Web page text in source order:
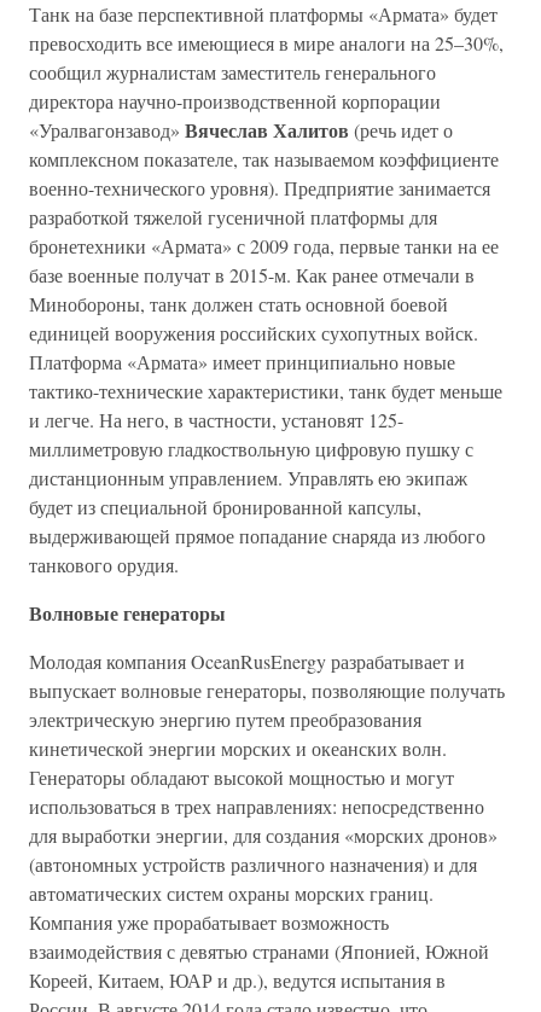
Танк на базе перспективной платформы «Армата» будет
превосходить все имеющиеся в мире аналоги на 25–30%,
сообщил журналистам заместитель генерального
директора научно-производственной корпорации
«Уралвагонзавод» Вячеслав Халитов (речь идет о
комплексном показателе, так называемом коэффициенте
военно-технического уровня). Предприятие занимается
разработкой тяжелой гусеничной платформы для
бронетехники «Армата» с 2009 года, первые танки на ее
базе военные получат в 2015-м. Как ранее отмечали в
Минобороны, танк должен стать основной боевой
единицей вооружения российских сухопутных войск.
Платформа «Армата» имеет принципиально новые
тактико-технические характеристики, танк будет меньше
и легче. На него, в частности, установят 125-
миллиметровую гладкоствольную цифровую пушку с
дистанционным управлением. Управлять ею экипаж
будет из специальной бронированной капсулы,
выдерживающей прямое попадание снаряда из любого
танкового орудия.
Волновые генераторы
Молодая компания OceanRusEnergy разрабатывает и
выпускает волновые генераторы, позволяющие получать
электрическую энергию путем преобразования
кинетической энергии морских и океанских волн.
Генераторы обладают высокой мощностью и могут
использоваться в трех направлениях: непосредственно
для выработки энергии, для создания «морских дронов»
(автономных устройств различного назначения) и для
автоматических систем охраны морских границ.
Компания уже прорабатывает возможность
взаимодействия с девятью странами (Японией, Южной
Кореей, Китаем, ЮАР и др.), ведутся испытания в